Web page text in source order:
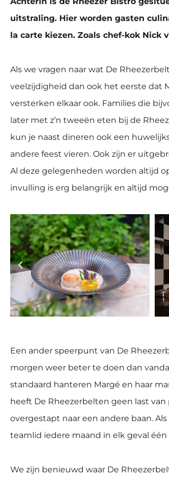
uitstraling. Hier worden gasten
la carte kiezen. Zoals chef-kok Nick
Als we vragen naar wat De
veelzijdigheid dan ook het eerste dat
versterken elkaar ook. Families die
later met z’n tweeën eten bij de
kun je naast dineren ook een
andere feest vieren. Ook zijn er
Al deze gelegenheden worden altijd
invulling is erg belangrijk en altijd
Een ander speerpunt van De
morgen weer beter te doen dan
standaard hanteren Margé en haar
heeft De Rheezerbelten geen last
overgestapt naar een andere baan.
teamlid iedere maand in elk geval
We zijn benieuwd waar De